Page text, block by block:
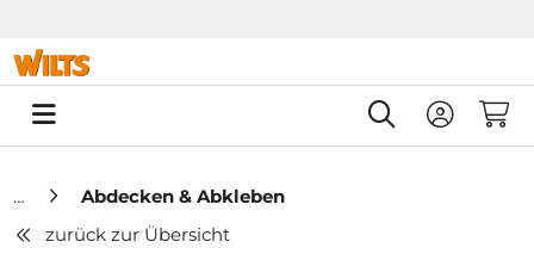
0
Abdecken & Abkleben
zurück zur Übersicht